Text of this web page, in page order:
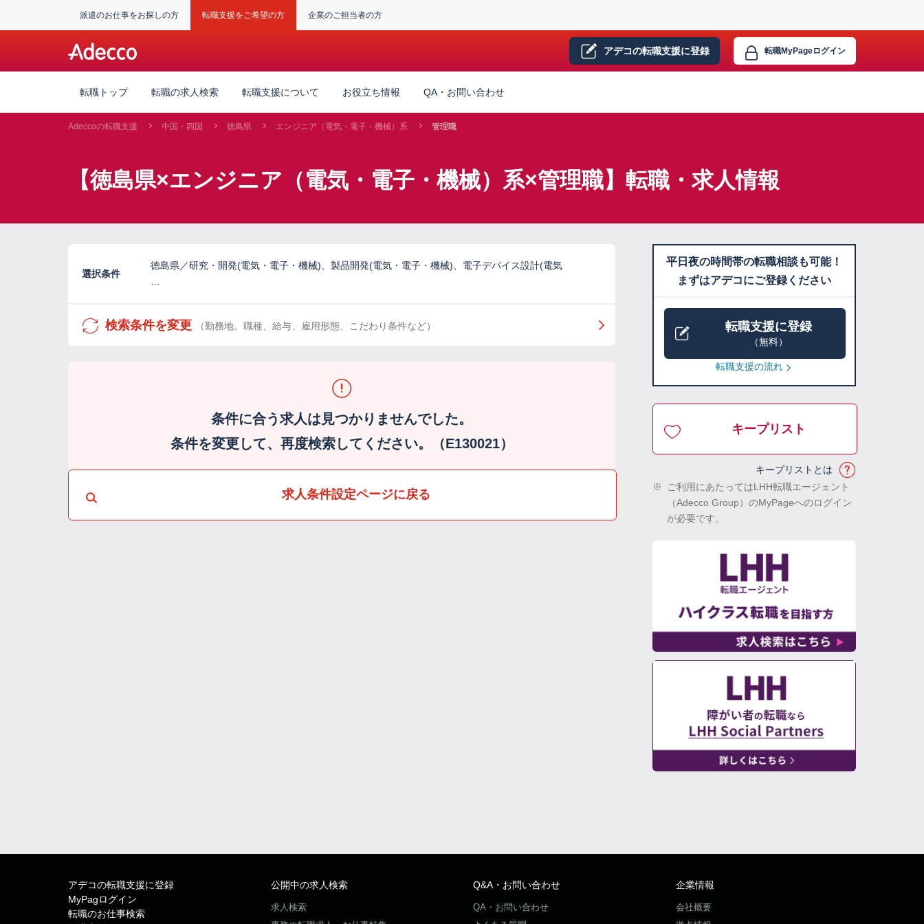
派遣のお仕事をお探しの方 転職支援をご希望の方 企業のご担当者の方
アデコの転職支援に登録 転職MyPageログイン
転職トップ 転職の求人検索 転職支援について お役立ち情報 QA・お問い合わせ
Adeccoの転職支援 中国・四国 徳島県 エンジニア（電気・電子・機械）系 管理職
【徳島県×エンジニア（電気・電子・機械）系×管理職】転職・求人情報
選択条件
徳島県／研究・開発(電気・電子・機械)、製品開発(電気・電子・機械)、電子デバイス設計(電気
検索条件を変更 （勤務地、職種、給与、雇用形態、こだわり条件など）
条件に合う求人は見つかりませんでした。
条件を変更して、再度検索してください。（E130021）
求人条件設定ページに戻る
平日夜の時間帯の転職相談も可能！
まずはアデコにご登録ください
転職支援に登録
（無料）
転職支援の流れ
キープリスト
キープリストとは
※
ご利用にあたってはLHH転職エージェント
（Adecco Group）のMyPageへのログイン
が必要です。
アデコの転職支援に登録
MyPagログイン
転職のお仕事検索
公開中の求人検索
求人検索
Q&A・お問い合わせ
QA・お問い合わせ
企業情報
会社概要